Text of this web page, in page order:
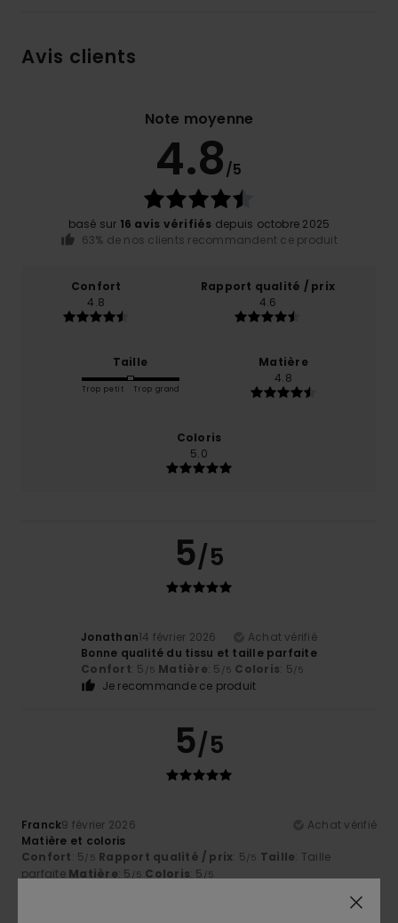
Avis clients
Note moyenne
4.8/5
basé sur 16 avis vérifiés depuis octobre 2025
63% de nos clients recommandent ce produit
Confort
4.8
Rapport qualité / prix
4.6
Taille
Trop petit Trop grand
Matière
4.8
Coloris
5.0
5/5
Jonathan14 février 2026
Achat vérifié
Bonne qualité du tissu et taille parfaite
Confort: 5 /5 Matière: 5 /5 Coloris: 5/5
Je recommande ce produit
5/5
Franck9 février 2026
Achat vérifié
Matière et coloris
Confort: 5/5 Rapport qualité / prix: 5/5 Taille: Taille
parfaite Matière: 5 /5 Coloris: 5 /5